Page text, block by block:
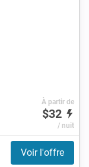
À partir de
$32
/ nuit
Voir l'offre